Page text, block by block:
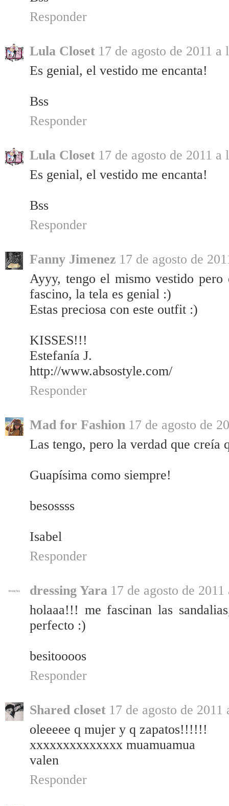
Responder
Lula Closet 17 de agosto de 2011 a
Es genial, el vestido me encanta!
Bss
Responder
Lula Closet 17 de agosto de 2011 a
Es genial, el vestido me encanta!
Bss
Responder
Fanny Jimenez 17 de agosto de
Ayyy, tengo el mismo vestido
fascino, la tela es genial :)
Estas preciosa con este outfit :)
KISSES!!!
Estefanía J.
http://www.absostyle.com/
Responder
Mad for Fashion 17 de agosto de
Las tengo, pero la verdad que creía
Guapísima como siempre!
besossss
Isabel
Responder
dressing Yara 17 de agosto de
holaaa!!! me fascinan las
perfecto :)
besitoooos
Responder
Shared closet 17 de agosto de 2011
oleeeee q mujer y q zapatos!!!!!!
xxxxxxxxxxxxxx muamuamua
valen
Responder